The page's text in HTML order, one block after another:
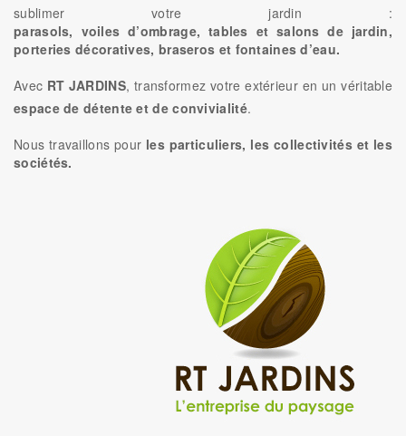
sublimer votre jardin :
parasols, voiles d’ombrage, tables et salons de jardin,
porteries décoratives, braseros et fontaines d’eau.
Avec RT JARDINS, transformez votre extérieur en un véritable
espace de détente et de convivialité.
Nous travaillons pour les particuliers, les collectivités et les
sociétés.